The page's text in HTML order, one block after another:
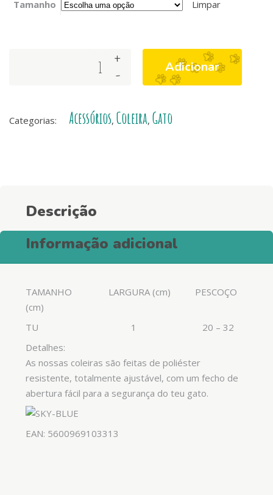
Tamanho Limpar
Coleiras
quantity
-
+ Adicionar
Categorias: Acessórios, Coleira, Gato
Descrição
Informação adicional
TAMANHO LARGURA (cm) PESCOÇO
(cm)
TU 1 20 – 32
Detalhes:
As nossas coleiras são feitas de poliéster
resistente, totalmente ajustável, com um fecho de
abertura fácil para a segurança do teu gato.
EAN: 5600969103313